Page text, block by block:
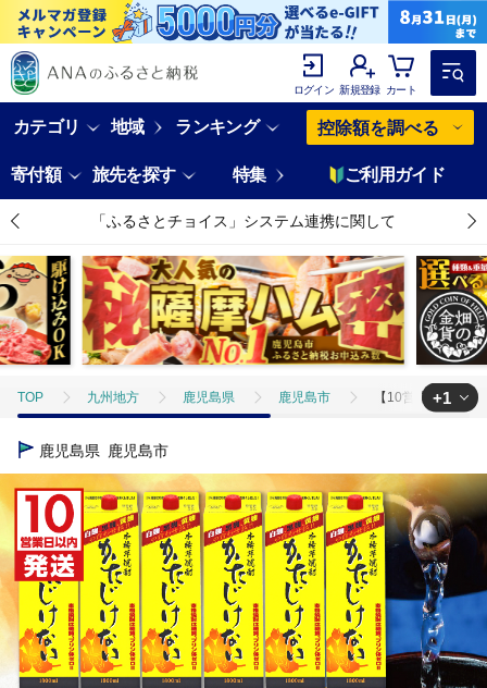
ログイン 新規登録 カート
カテゴリ 地域 ランキング 控除額を調べる
寄付額 旅先を探す 特集 ご利用ガイド
「ふるさとチョイス」システム連携に関して
TOP 九州地方 鹿児島県 鹿児島市 【10営業日以内
TOP
+1
鹿児島県 鹿児島市